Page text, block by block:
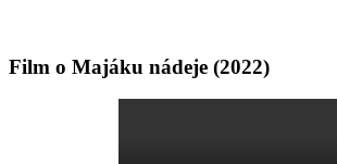
Film o Majáku nádeje (2022)